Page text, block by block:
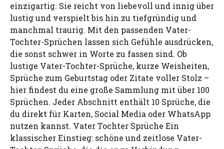
einzigartig. Sie reicht von liebevoll und innig über
lustig und verspielt bis hin zu tiefgründig und
manchmal traurig. Mit den passenden Vater-
Tochter-Sprüchen lassen sich Gefühle ausdrücken,
die sonst schwer in Worte zu fassen sind. Ob
lustige Vater-Tochter-Sprüche, kurze Weisheiten,
Sprüche zum Geburtstag oder Zitate voller Stolz –
hier findest du eine große Sammlung mit über 100
Sprüchen. Jeder Abschnitt enthält 10 Sprüche, die
du direkt für Karten, Social Media oder WhatsApp
nutzen kannst. Vater Tochter Sprüche Ein
klassischer Einstieg: schöne und zeitlose Vater-